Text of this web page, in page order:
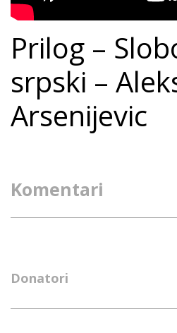
Prilog –
srpski –
Arsenijevic
Komentari
Donatori